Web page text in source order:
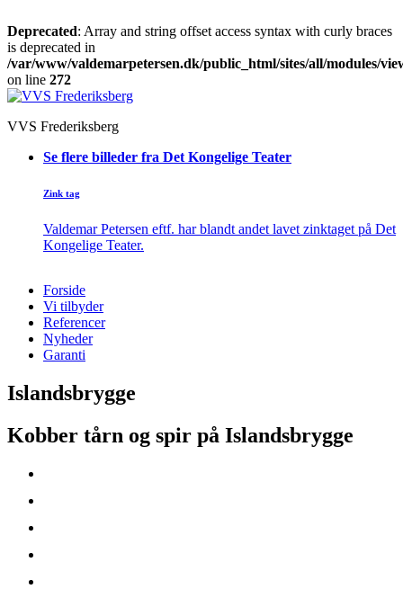
Deprecated: Array and string offset access syntax with curly braces
is deprecated in
/var/www/valdemarpetersen.dk/public_html/sites/all/modules/
on line 272
VVS Frederiksberg
Se flere billeder fra Det Kongelige Teater
Zink tag
Valdemar Petersen eftf. har blandt andet lavet zinktaget på Det
Kongelige Teater.
Forside
Vi tilbyder
Referencer
Nyheder
Garanti
Islandsbrygge
Kobber tårn og spir på Islandsbrygge